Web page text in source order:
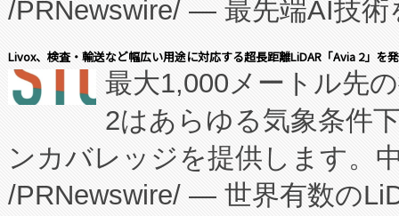
キー方式で拡張性が高く、持
す。FCCM‑を活用した現地生
患者にとっての費用負担を大
のアクセスを大幅に拡大する
Fully-Connected Continuous
プログラムには、施設設計・
/PRNewswire/ — 最先端AI技術
会社エーアイ・アンド：本社
President原信平）と、エンタ
ードするVoltaiqは、日本にあ
ーエネルギー貯蔵システム（
た。 Voltaiq独自のAI搭載プラ
Livox、検査・輸送など幅広い用途に対応する超長距離LiDAR「Avia 2」を
最大1,000メートル先
2はあらゆる気象条件
ンカバレッジを提供します。
/PRNewswire/ — 世界有数の